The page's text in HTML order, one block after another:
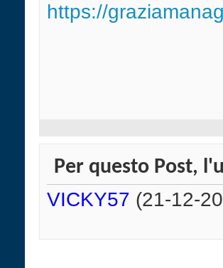
https://
Per questo Post,
VICKY57 (21-12-